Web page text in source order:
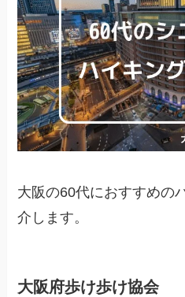
大阪の60代におすすめの
介します。
大阪府歩け歩け協会